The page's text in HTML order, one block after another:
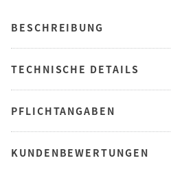
BESCHREIBUNG
TECHNISCHE DETAILS
PFLICHTANGABEN
KUNDENBEWERTUNGEN